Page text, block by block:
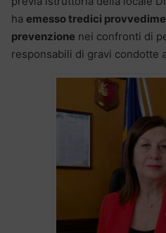
ha emesso tredici
prevenzione nei confronti di
responsabili di gravi condotte